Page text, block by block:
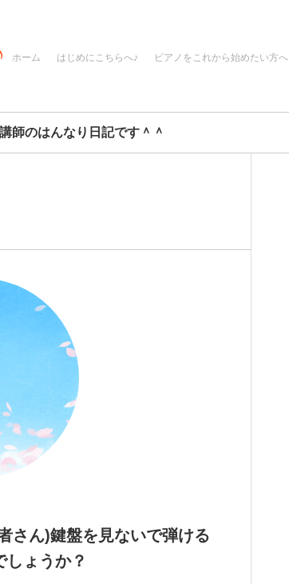
ホーム はじめにこちらへ♪ ピアノをこれから始めたい方へ
師のはんなり日記です＾＾
さん)鍵盤を見ないで弾ける
しょうか？